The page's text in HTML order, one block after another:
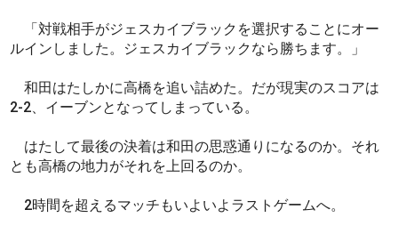
「対戦相手がジェスカイブラックを選択することにオー
ルインしました。ジェスカイブラックなら勝ちます。」
和田はたしかに高橋を追い詰めた。だが現実のスコアは
2-2、イーブンとなってしまっている。
はたして最後の決着は和田の思惑通りになるのか。それ
とも高橋の地力がそれを上回るのか。
2時間を超えるマッチもいよいよラストゲームへ。